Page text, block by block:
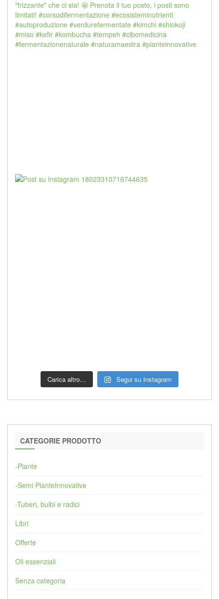
Carica altro… Segui su Instagram
CATEGORIE PRODOTTO
-Piante
-Semi PianteInnovative
-Tuberi, bulbi e radici
Libri
Offerte
Oli essenziali
Senza categoria